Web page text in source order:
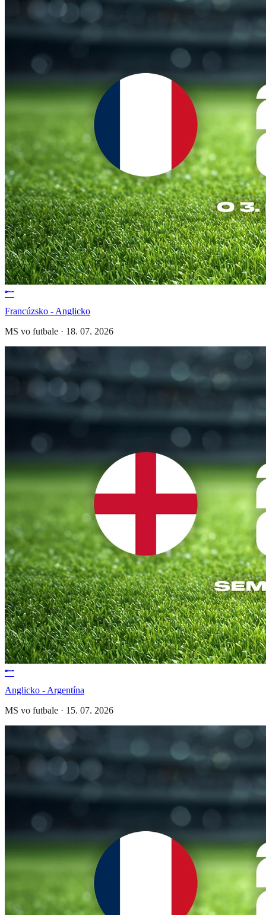
Francúzsko - Anglicko
MS vo futbale · 18. 07. 2026
Anglicko - Argentína
MS vo futbale · 15. 07. 2026